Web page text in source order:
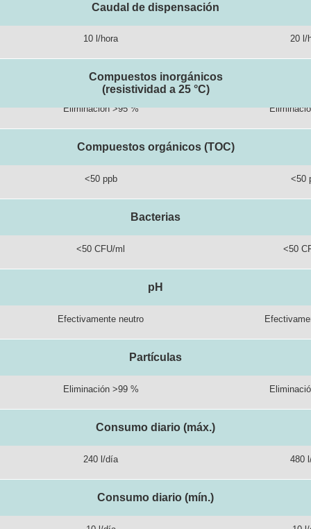
Caudal de dispensación
10 l/hora 20 l/
Compuestos inorgánicos
(resistividad a 25 °C)
Eliminación >95 %
Compuestos orgánicos (TOC)
<50 ppb <50
Bacterias
<50 CFU/ml <50
pH
Efectivamente neutro
Partículas
Eliminación >99 %
Consumo diario (máx.)
240 l/día 480
Consumo diario (mín.)